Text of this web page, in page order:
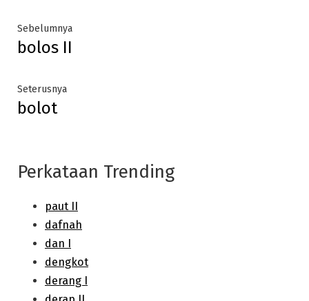
Post
navigation
SebelumnyaPrevious
bolos II
SeterusnyaNext
bolot
Perkataan Trending